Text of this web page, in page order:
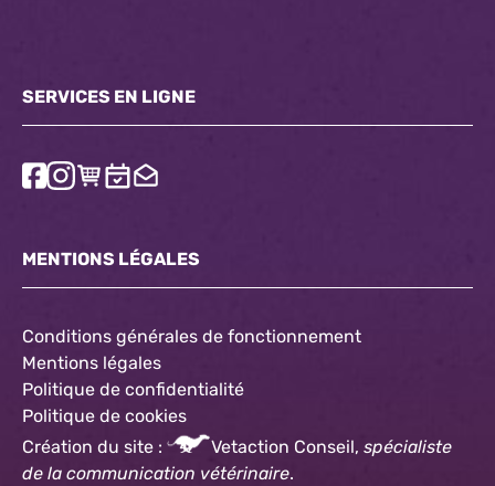
SERVICES EN LIGNE
MENTIONS LÉGALES
Conditions générales de fonctionnement
Mentions légales
Politique de confidentialité
Politique de cookies
Création du site :
Vetaction Conseil, spécialiste
de la communication vétérinaire.